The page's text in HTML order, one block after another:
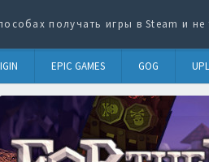
получать игры в Steam и не
EPIC GAMES GOG